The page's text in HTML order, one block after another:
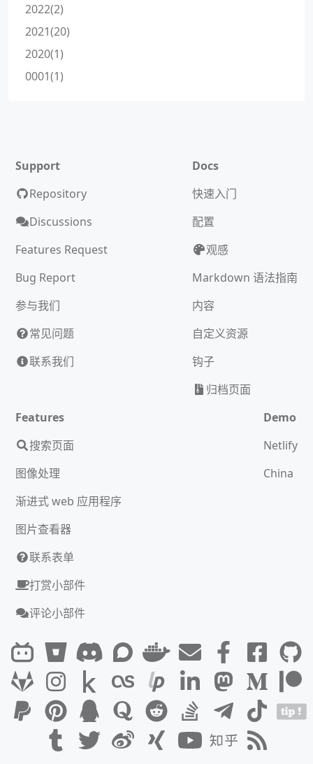
2022(2)
2021(20)
2020(1)
0001(1)
Support
Repository
Discussions
Features Request
Bug Report
参与我们
常见问题
联系我们
Docs
快速入门
配置
观感
Markdown 语法指南
内容
自定义资源
钩子
归档页面
Features
搜索页面
图像处理
渐进式 web 应用程序
图片查看器
联系表单
打赏小部件
评论小部件
Demo
Netlify
China